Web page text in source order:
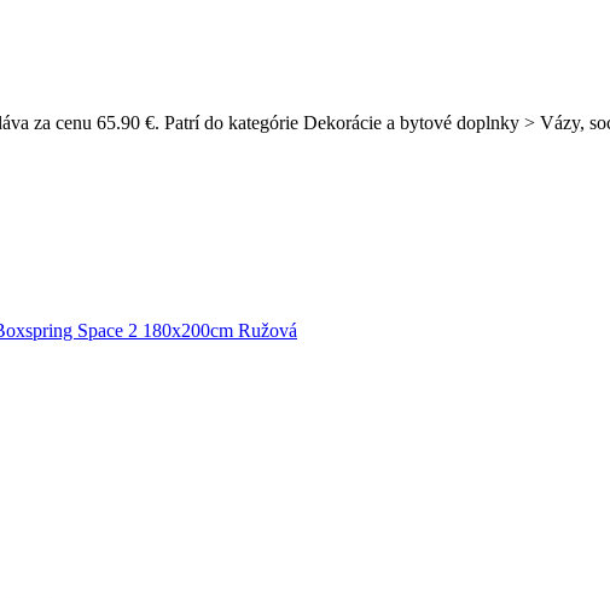
za cenu 65.90 €. Patrí do kategórie Dekorácie a bytové doplnky > Vázy,
Space 2 180x200cm Ružová